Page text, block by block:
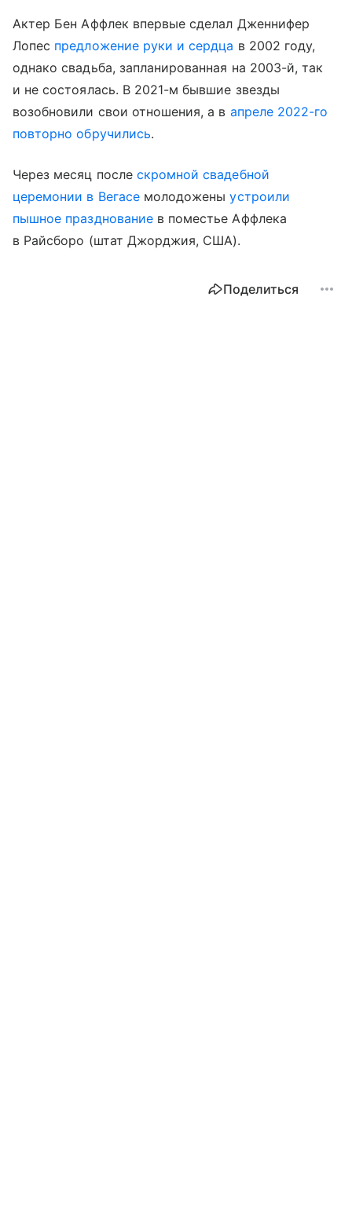
Актер Бен Аффлек впервые сделал Дженнифер
Лопес предложение руки и сердца в 2002 году,
однако свадьба, запланированная на 2003-й, так
и не состоялась. В 2021-м бывшие звезды
возобновили свои отношения, а в апреле 2022-го
повторно обручились.
Через месяц после скромной свадебной
церемонии в Вегасемолодоженыустроили
пышное празднованиев поместье Аффлека
в Райсборо (штат Джорджия, США).
Поделиться